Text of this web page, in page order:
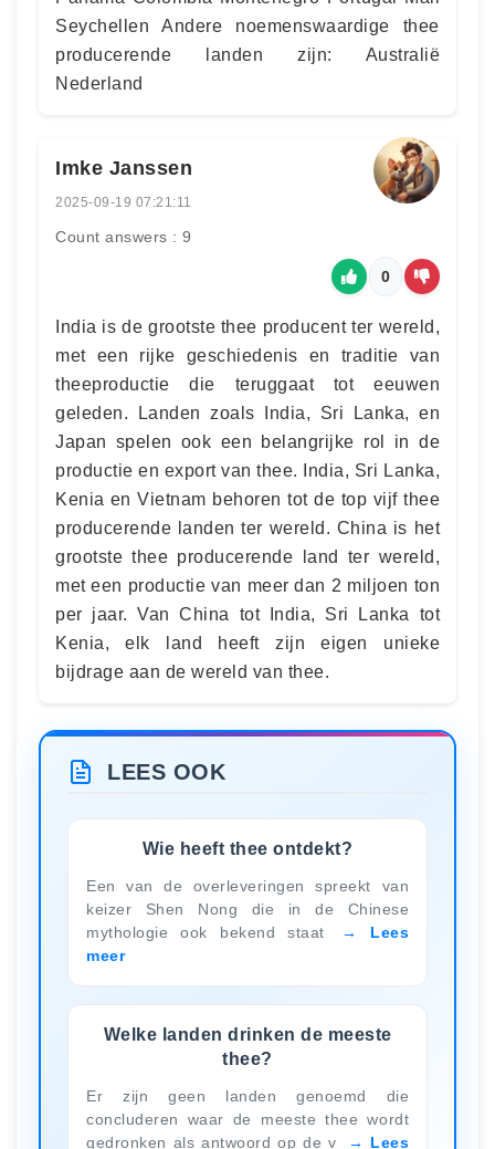
Seychellen Andere noemenswaardige thee
producerende landen zijn: Australië
Nederland
Imke Janssen
2025-09-19 07:21:11
Count answers : 9
0
India is de grootste thee producent ter wereld,
met een rijke geschiedenis en traditie van
theeproductie die teruggaat tot eeuwen
geleden. Landen zoals India, Sri Lanka, en
Japan spelen ook een belangrijke rol in de
productie en export van thee. India, Sri Lanka,
Kenia en Vietnam behoren tot de top vijf thee
producerende landen ter wereld. China is het
grootste thee producerende land ter wereld,
met een productie van meer dan 2 miljoen ton
per jaar. Van China tot India, Sri Lanka tot
Kenia, elk land heeft zijn eigen unieke
bijdrage aan de wereld van thee.
LEES OOK
Wie heeft thee ontdekt?
Een van de overleveringen spreekt van
keizer Shen Nong die in de Chinese
mythologie ook bekend staat
Lees
meer
Welke landen drinken de meeste
thee?
Er zijn geen landen genoemd die
concluderen waar de meeste thee wordt
gedronken als antwoord op de v
Lees